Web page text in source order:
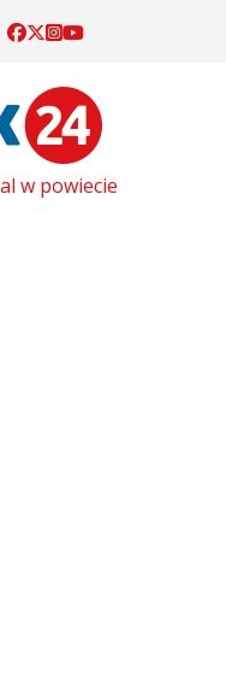
w powiecie